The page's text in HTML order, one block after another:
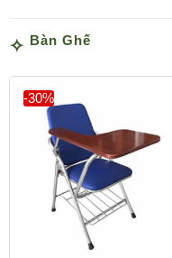
Bàn Ghế
-30%